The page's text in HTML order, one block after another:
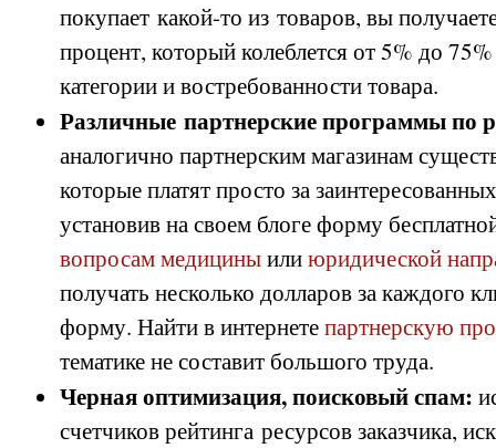
покупает какой-то из товаров, вы
процент, который колеблется от 5% до
категории и востребованности товара.
Различные партнерские программы по
аналогично партнерским магазинам
которые платят просто за
установив на своем блоге форму
вопросам медициныилиюридической
получать несколько долларов за каждого
форму. Найти в интернетепартнерскую
тематике не составит большого труда.
Черная оптимизация, поисковый спам:
счетчиков рейтинга ресурсов заказчика,